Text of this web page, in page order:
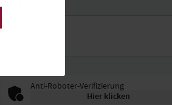
Ihre Nachricht
Anti-Roboter-Verifizierung
Hier klicken